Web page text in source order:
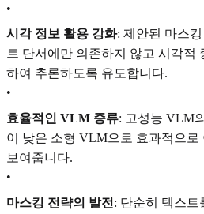
•
시각 정보 활용 강화: 제안된 마스
트 단서에만 의존하지 않고 시각적
하여 추론하도록 유도합니다.
•
효율적인 VLM 증류: 고성능 VLM
이 낮은 소형 VLM으로 효과적으로
보여줍니다.
•
마스킹 전략의 발전 : 단순히 텍스트